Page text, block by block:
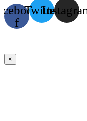
f
Twitter
×